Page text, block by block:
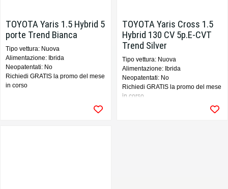
TOYOTA Yaris 1.5 Hybrid 5
porte Trend Bianca
Tipo vettura: Nuova
Alimentazione: Ibrida
Neopatentati: No
Richiedi GRATIS la promo del mese
in corso
TOYOTA Yaris Cross 1.5
Hybrid 130 CV 5p.E-CVT
Trend Silver
Tipo vettura: Nuova
Alimentazione: Ibrida
Neopatentati: No
Richiedi GRATIS la promo del mese
in corso